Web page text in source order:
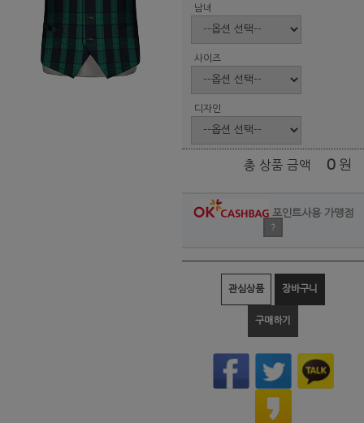
남녀
사이즈
디자인
총 상품 금액 0 원
포인트사용 가맹점
?
관심상품 장바구니
구매하기